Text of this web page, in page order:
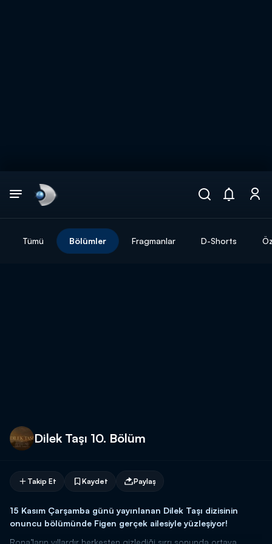
Tümü Bölümler Fragmanlar D-Shorts
Dilek Taşı 10. Bölüm
Takip Et Kaydet Paylaş
15 Kasım Çarşamba günü yayınlanan Dilek Taşı dizisinin
onuncu bölümünde Figen gerçek ailesiyle yüzleşiyor!
Rona’ların yıllardır herkesten gizlediği sırrı sonunda ortaya